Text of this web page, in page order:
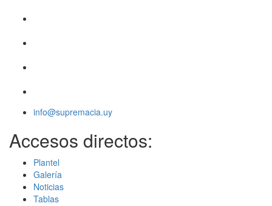
info@supremacia.uy
Accesos directos:
Plantel
Galería
Noticias
Tablas